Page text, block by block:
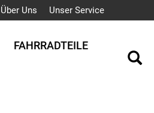
Über Uns Unser Service
FAHRRADTEILE